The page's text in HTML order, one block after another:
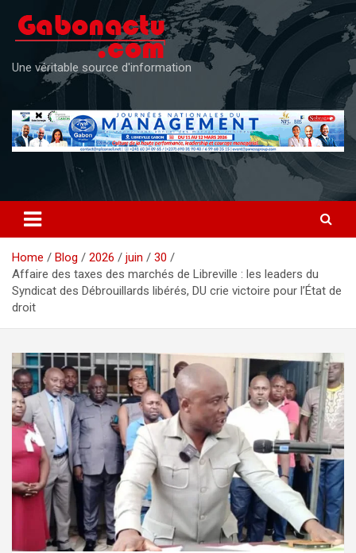
content
Une véritable source d'information
Home Blog 2026 juin
30
Affaire des taxes des marchés de Libreville : les leaders du
Syndicat des Débrouillards libérés, DU crie victoire pour l’État de
droit